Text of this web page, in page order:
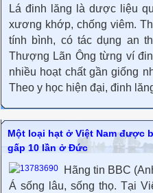
Lá đinh lăng là dược liệu
xương khớp, chống viêm.
tính bình, có tác dụng an
Thượng Lãn Ông từng ví
nhiều hoạt chất gần giống
Theo y học hiện đại, đinh
Một loại hạt ở Việt Nam được
gấp 10 lần ở Đức
Hãng tin BBC
Á sống lâu, sống thọ. Tại